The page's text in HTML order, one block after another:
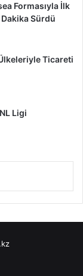
Formasıyla İlk
Sürdü
Ticareti
Ligi